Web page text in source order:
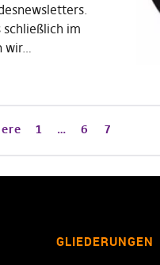
schließlich im
1 … 6 7
GLIEDERUNGEN